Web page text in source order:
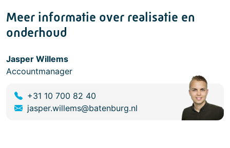
Meer informatie over realisatie en
onderhoud
Jasper Willems
Accountmanager
+31 10 700 82 40
jasper.willems@batenburg.nl